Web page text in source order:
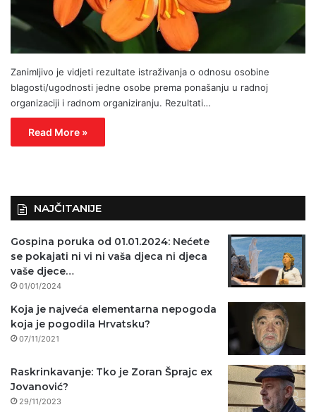
Zanimljivo je vidjeti rezultate istraživanja o odnosu osobine
blagosti/ugodnosti jedne osobe prema ponašanju u radnoj
organizaciji i radnom organiziranju. Rezultati…
Read More »
NAJČITANIJE
Gospina poruka od 01.01.2024: Nećete
se pokajati ni vi ni vaša djeca ni djeca
vaše djece…
01/01/2024
Koja je najveća elementarna nepogoda
koja je pogodila Hrvatsku?
07/11/2021
Raskrinkavanje: Tko je Zoran Šprajc ex
Jovanović?
29/11/2023